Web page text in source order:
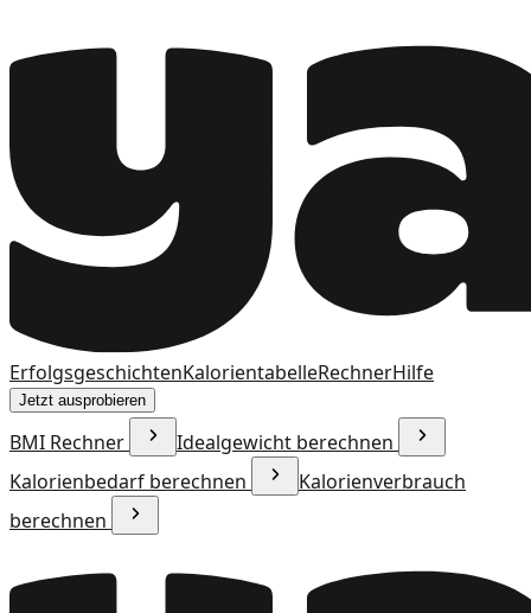
ErfolgsgeschichtenKalorientabelleRechnerHilfe
Jetzt ausprobieren
BMI Rechner
Idealgewicht berechnen
Kalorienbedarf berechnen
Kalorienverbrauch
berechnen